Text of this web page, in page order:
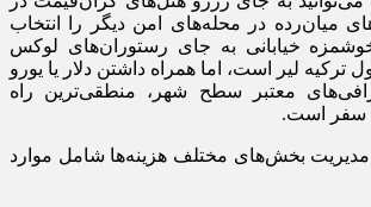
میان‌رده در محله‌های امن دیگر را انتخاب
خیابانی به جای رستوران‌های لوکس
ترکیه لیر است، اما همراه داشتن دلار یا یورو
معتبر سطح شهر، منطقی‌ترین راه
سفر است.
مدیریت بخش‌های مختلف هزینه‌ها شامل موارد